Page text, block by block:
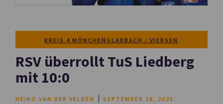
KREIS 4 MÖNCHENGLADBACH / VIERSEN
RSV überrollt TuS Liedberg
mit 10:0
HEIKO VAN DER VELDEN SEPTEMBER 28, 2025